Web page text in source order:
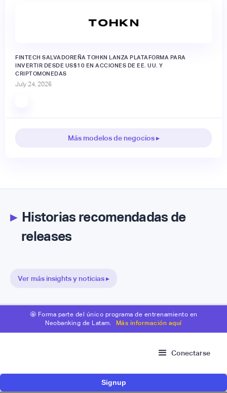
FINTECH SALVADOREÑA TOHKN LANZA PLATAFORMA PARA
INVERTIR DESDE US$10 EN ACCIONES DE EE. UU. Y
CRIPTOMONEDAS
July 24, 2026
Más modelos de negocios ▸
▸Historias recomendadas de
releases
Ver más insights y noticias ▸
🤩 Forma parte del único programa de entrenamiento en
Neobanking de Latam.
Más información aquí
Conectarse
Signup